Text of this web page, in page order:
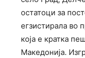
остатоци за
егзистирала во
која е кратка
Македонија.